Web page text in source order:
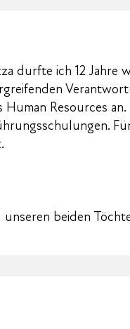
durfte ich 12 Jahre
Resources
unseren beiden